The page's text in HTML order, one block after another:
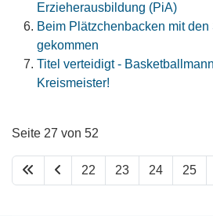
Erzieherausbildung (PiA)
Beim Plätzchenbacken mit
gekommen
Titel verteidigt -
Kreismeister!
Seite 27 von 52
22 23 24 25